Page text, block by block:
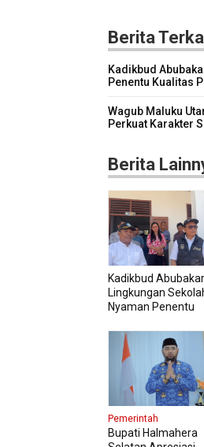
Berita
Kadikbud
Penentu Kualitas
Wagub Maluku
Perkuat Karakter
Berita
Kadikbud
Lingkungan
Nyaman Penentu
Pemerintah
Bupati Halmahera